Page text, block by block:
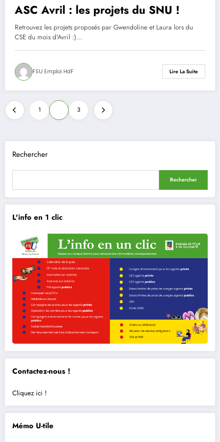
ASC Avril : les projets du SNU !
Retrouvez les projets proposés par Gwendoline et Laura lors du
CSE du mois d'Avril :)…
FSU Emploi HdF Lire La Suite
Pagination
des
publications
1 3
Rechercher
Rechercher
L'info en 1 clic
Contactez-nous !
Cliquez ici !
Mémo U-tile